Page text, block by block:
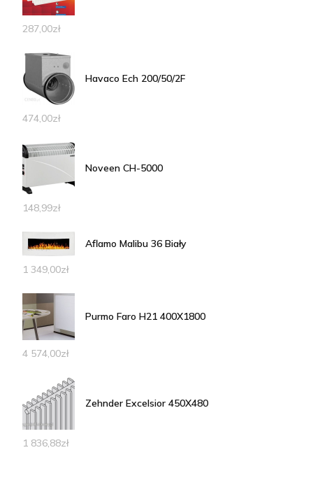
287,00zł
Havaco Ech 200/50/2F
474,00zł
Noveen CH-5000
148,99zł
Aflamo Malibu 36 Biały
1 349,00zł
Purmo Faro H21 400X1800
4 574,00zł
Zehnder Excelsior 450X480
1 836,88zł